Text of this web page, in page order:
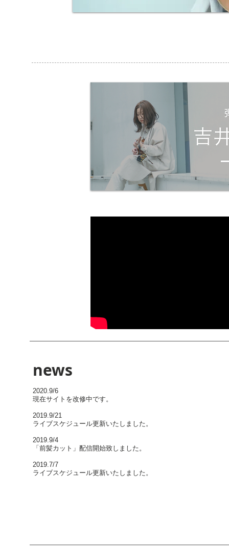
news
2020.9/6
現在サイトを改修中です。
2019.9/21
ライブスケジュール更新いたしました。
2019.9/4
「前髪カット」配信開始致しました。
2019.7/7
ライブスケジュール更新いたしました。